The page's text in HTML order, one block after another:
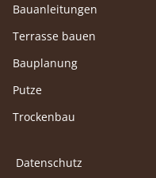
Bauanleitungen
Terrasse bauen
Bauplanung
Putze
Trockenbau
Datenschutz